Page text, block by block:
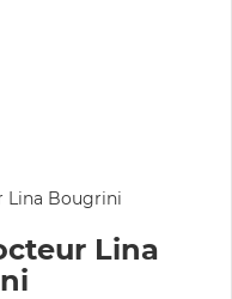
Lina